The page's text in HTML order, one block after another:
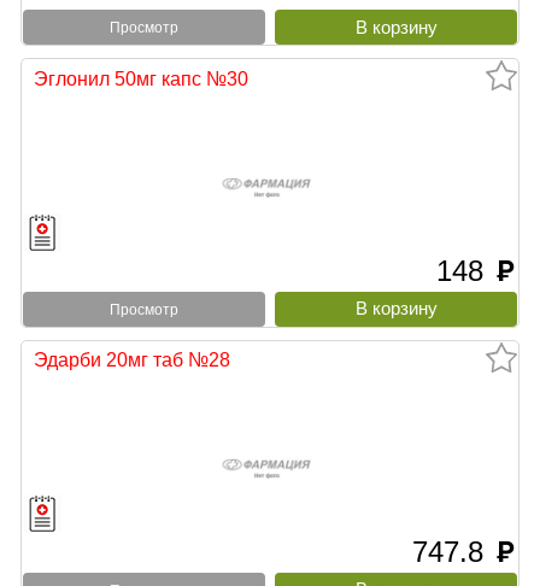
Просмотр
Эглонил 50мг капс №30
148 руб
Просмотр
Эдарби 20мг таб №28
747.8 руб